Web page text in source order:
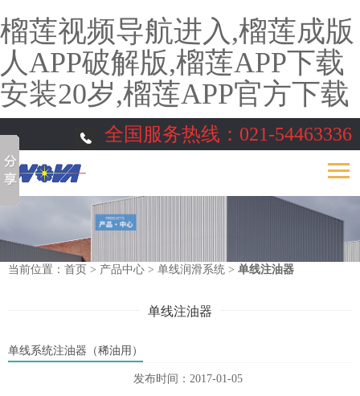
榴莲视频导航进入,榴莲成版
人APP破解版,榴莲APP下载
安装20岁,榴莲APP官方下载
全国服务热线： 021-54463336
当前位置： 首页 > 产品中心 > 单线润滑系统 > 单线注油器
单线注油器
单线系统注油器（稀油用）
发布时间：2017-01-05